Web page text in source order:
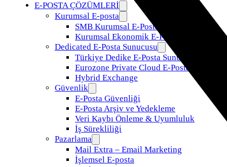
E-POSTA ÇÖZÜMLERİ
Kurumsal E-posta
SMB Kurumsal E-Posta
Kurumsal Ekonomik E-Posta
Dedicated E-Posta Sunucusu
Türkiye Dedike E-Posta Sunucusu
Eurozone Private Cloud E-Posta
Hybrid Exchange
Güvenlik
E-Posta Güvenliği
E-Posta Arşiv ve Yedekleme
Veri Kaybı Önleme & Uyumluluk
İş Sürekliliği
Pazarlama
Mail Extra – Email Marketing
İşlemsel E-posta